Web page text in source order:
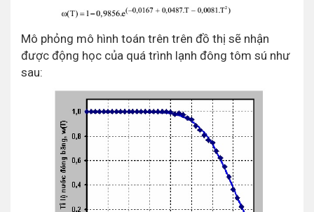
Mô phỏng mô hình toán trên trên đồ thị sẽ nhận
được động học của quá trình lạnh đông tôm sú như
sau: